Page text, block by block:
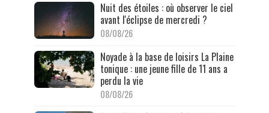
Nuit des étoiles : où observer le ciel
avant l'éclipse de mercredi ?
08/08/26
Noyade à la base de loisirs La Plaine
tonique : une jeune fille de 11 ans a
perdu la vie
08/08/26